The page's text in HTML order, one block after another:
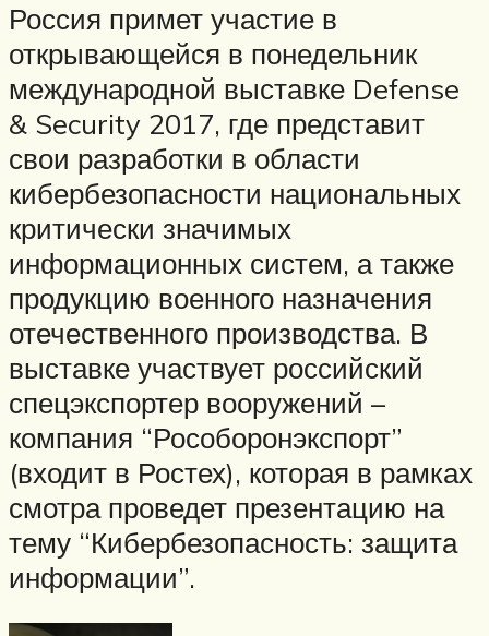
Россия примет участие в
открывающейся в понедельник
международной выставке Defense
& Security 2017, где представит
свои разработки в области
кибербезопасности национальных
критически значимых
информационных систем, а также
продукцию военного назначения
отечественного производства. В
выставке участвует российский
спецэкспортер вооружений –
компания “Рособоронэкспорт”
(входит в Ростех), которая в рамках
смотра проведет презентацию на
тему “Кибербезопасность: защита
информации”.